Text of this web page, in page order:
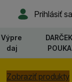
Prihlásiť sa
Výpre
daj
Zobraziť produkty